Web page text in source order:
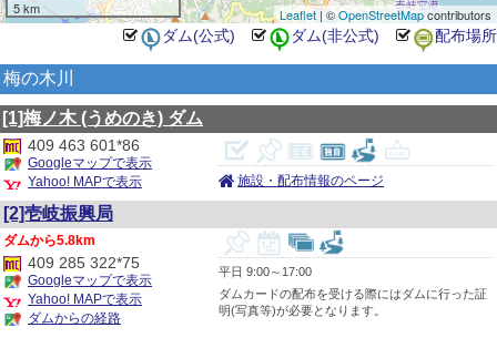
5 km Leaflet| ©OpenStreetMapcontributors
梅の木川
[1]梅ノ木 (うめのき) ダム
施設・配布情報のページ
409 463 601*86
Googleマップで表示
Yahoo! MAPで表示
[2]壱岐振興局
平日 9:00～17:00
ダムカードの配布を受ける際にはダムに行った証
明(写真等)が必要となります。
5.8km
409 285 322*75
Googleマップで表示
Yahoo! MAPで表示
ダムからの経路